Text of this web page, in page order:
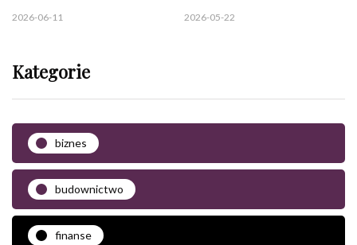
2026-06-11 2026-05-22
Kategorie
biznes
budownictwo
finanse